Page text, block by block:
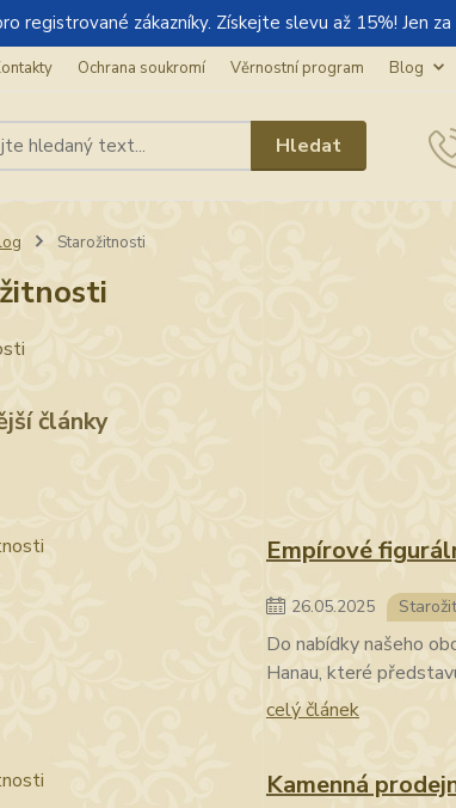
registrované zákazníky. Získejte slevu až 15%! Jen
Ochrana soukromí Věrnostní program Blog
Hledat
Starožitnosti
články
Empírové
26.05.2025
Do nabídky našeho
Hanau, které
celý článek
Kamenná